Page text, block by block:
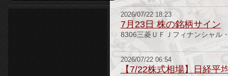
ジ
ノ
etc-
2026/07/22 18:23
7月23日 株の銘柄サイン
8306三菱ＵＦＪフィナンシャ
2026/07/22 06:54
【7/22株式相場】日経平